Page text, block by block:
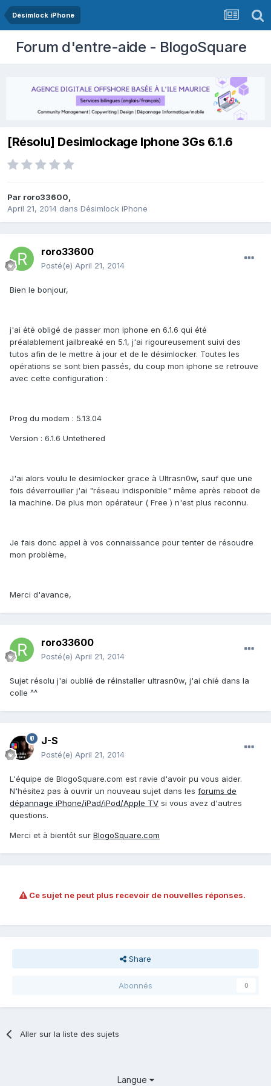
Désimlock iPhone
Forum d'entre-aide - BlogoSquare
[Résolu] Desimlockage Iphone 3Gs 6.1.6
Par roro33600
April 21, 2014 dans Désimlock iPhone
roro33600
Posté(e) April 21, 2014
Bien le bonjour,
j'ai été obligé de passer mon iphone en 6.1.6 qui été
préalablement jailbreaké en 5.1, j'ai rigoureusement suivi des
tutos afin de le mettre à jour et de le désimlocker. Toutes les
opérations se sont bien passés, du coup mon iphone se retrouve
avec cette configuration :
Prog du modem : 5.13.04
Version : 6.1.6 Untethered
J'ai alors voulu le desimlocker grace à Ultrasn0w, sauf que une
fois déverrouiller j'ai "réseau indisponible" même après reboot de
la machine. De plus mon opérateur ( Free ) n'est plus reconnu.
Je fais donc appel à vos connaissance pour tenter de résoudre
mon problème,
Merci d'avance,
roro33600
Posté(e) April 21, 2014
Sujet résolu j'ai oublié de réinstaller ultrasn0w, j'ai chié dans la
colle ^^
J-S
Posté(e) April 21, 2014
L'équipe de BlogoSquare.com est ravie d'avoir pu vous aider.
N'hésitez pas à ouvrir un nouveau sujet dans les forums de
dépannage iPhone/iPad/iPod/Apple TV si vous avez d'autres
questions.
Merci et à bientôt sur BlogoSquare.com
Ce sujet ne peut plus recevoir de nouvelles réponses.
Share
Abonnés 0
Aller sur la liste des sujets
Langue